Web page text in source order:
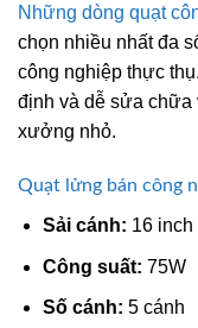
Những dòng quạt
chọn nhiều nhất đa
công nghiệp thực
định và dễ sửa
xưởng nhỏ.
Quạt lửng bán công
Sải cánh: 16 inch
Công suất: 75W
Số cánh: 5 cánh